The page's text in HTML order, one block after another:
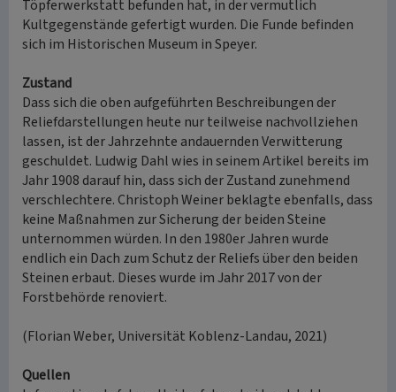
Töpferwerkstatt befunden hat, in der vermutlich
Kultgegenstände gefertigt wurden. Die Funde befinden
sich im Historischen Museum in Speyer.
Zustand
Dass sich die oben aufgeführten Beschreibungen der
Reliefdarstellungen heute nur teilweise nachvollziehen
lassen, ist der Jahrzehnte andauernden Verwitterung
geschuldet. Ludwig Dahl wies in seinem Artikel bereits im
Jahr 1908 darauf hin, dass sich der Zustand zunehmend
verschlechtere. Christoph Weiner beklagte ebenfalls, dass
keine Maßnahmen zur Sicherung der beiden Steine
unternommen würden. In den 1980er Jahren wurde
endlich ein Dach zum Schutz der Reliefs über den beiden
Steinen erbaut. Dieses wurde im Jahr 2017 von der
Forstbehörde renoviert.
(Florian Weber, Universität Koblenz-Landau, 2021)
Quellen